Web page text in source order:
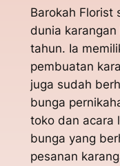
Barokah Florist
dunia
tahun. Ia
pembuatan
juga sudah
bunga
toko dan acara
bunga yang
pesanan